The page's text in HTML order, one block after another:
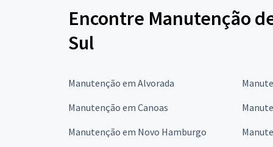
Encontre Manutenção
Sul
Manutenção em Alvorada
Manutenção em Canoas
Manutenção em Novo Hamburgo